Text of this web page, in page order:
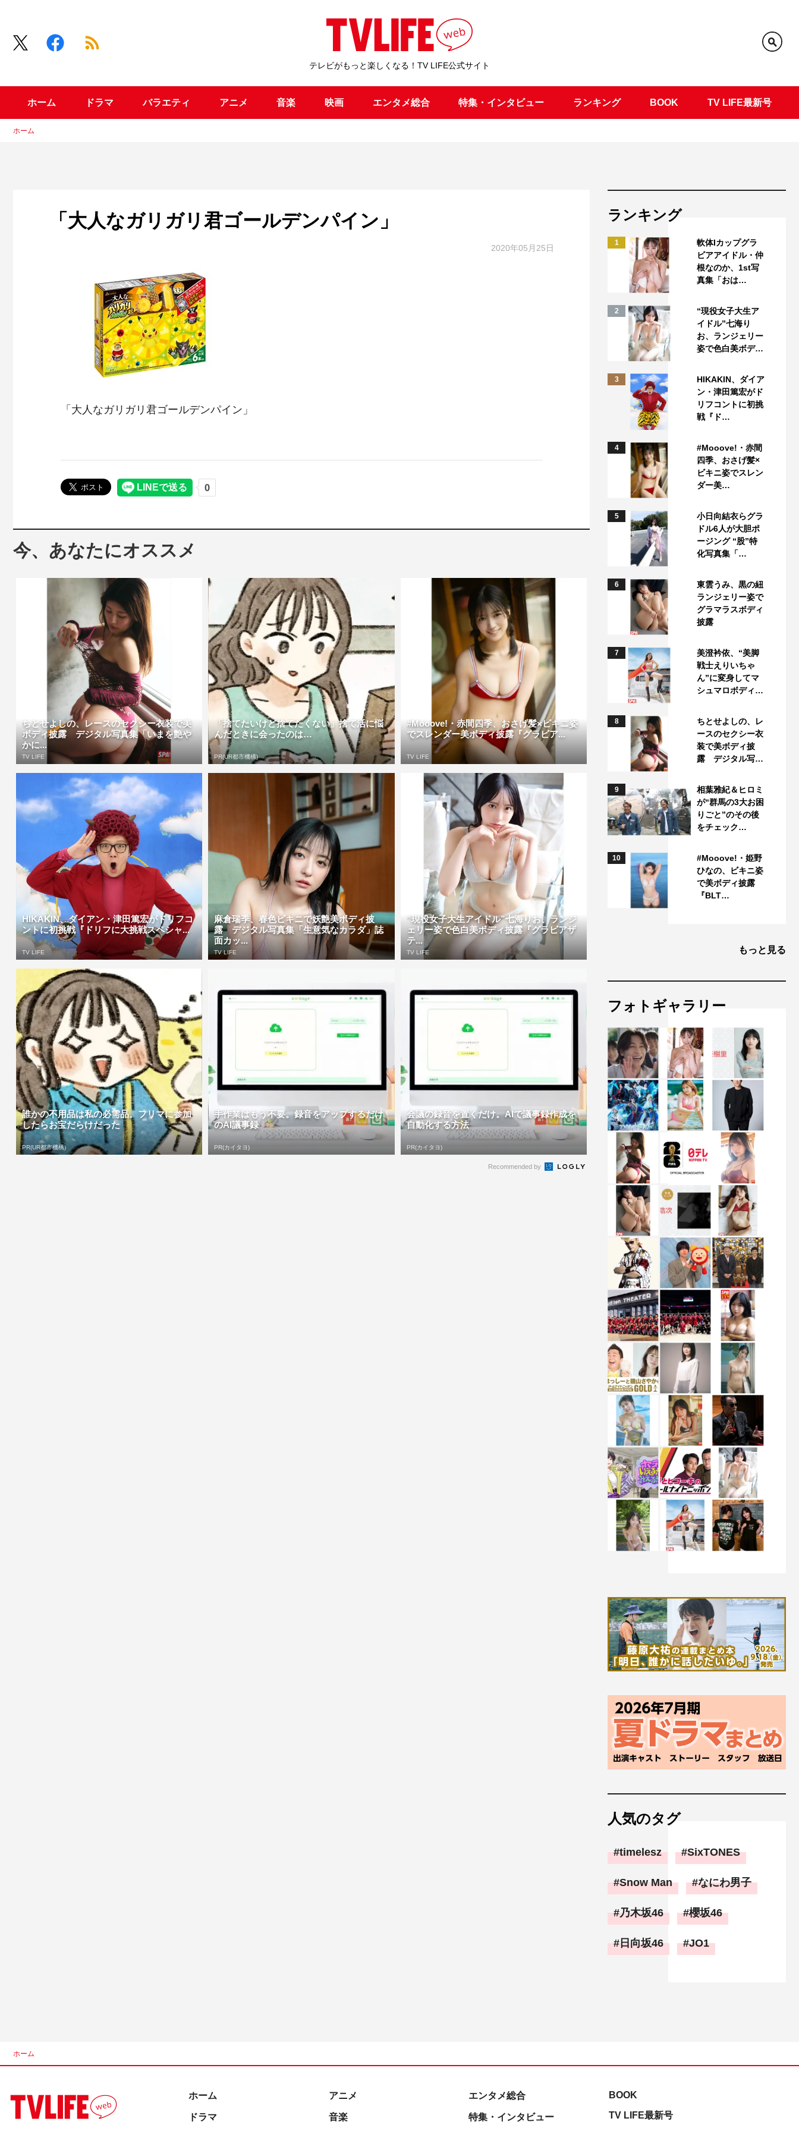
テレビがもっと楽しくなる！TV LIFE公式サイト
ホーム ドラマ バラエティ アニメ 音楽 映画 エンタメ総合 特集・インタビュー ランキング BOOK TV LIFE最新号
ホーム
「大人なガリガリ君ゴールデンパイン」
2020年05月25日
「大人なガリガリ君ゴールデンパイン」
今、あなたにオススメ
ちとせよしの、レースのセクシー衣装で美
ボディ披露 デジタル写真集「いまを艶や
かに...
TV LIFE
「捨てたいけど捨てたくない」捨て活に悩
んだときに会ったのは…
PR(UR都市機構)
#Mooove!・赤間四季、おさげ髪×ビキニ姿
でスレンダー美ボディ披露『グラビア...
TV LIFE
HIKAKIN、ダイアン・津田篤宏がドリフコ
ントに初挑戦『ドリフに大挑戦スペシャ...
TV LIFE
麻倉瑞季、春色ビキニで妖艶美ボディ披
露 デジタル写真集「生意気なカラダ」誌
面カッ...
TV LIFE
”現役女子大生アイドル”七海りお、ランジ
ェリー姿で色白美ボディ披露『グラビアザ
テ...
TV LIFE
誰かの不用品は私の必需品。フリマに参加
したらお宝だらけだった
PR(UR都市機構)
手作業はもう不要。録音をアップするだけ
のAI議事録
PR(カイタヨ)
会議の録音を置くだけ。AIで議事録作成を
自動化する方法
PR(カイタヨ)
Recommended by
ランキング
1
軟体Iカップグラ
ビアアイドル・仲
根なのか、1st写
真集「おは…
2
“現役女子大生ア
イドル”七海り
お、ランジェリー
姿で色白美ボデ…
3
HIKAKIN、ダイア
ン・津田篤宏がド
リフコントに初挑
戦『ド…
4
#Mooove!・赤間
四季、おさげ髪×
ビキニ姿でスレン
ダー美…
5
小日向結衣らグラ
ドル6人が大胆ポ
ージング “股”特
化写真集「…
6
東雲うみ、黒の紐
ランジェリー姿で
グラマラスボディ
披露
7
美澄衿依、“美脚
戦士えりいちゃ
ん”に変身してマ
シュマロボディ…
8
ちとせよしの、レ
ースのセクシー衣
装で美ボディ披
露 デジタル写…
9
相葉雅紀＆ヒロミ
が“群馬の3大お困
りごと”のその後
をチェック…
10
#Mooove!・姫野
ひなの、ビキニ姿
で美ボディ披露
『BLT…
もっと見る
フォトギャラリー
人気のタグ
timelesz SixTONES
Snow Man なにわ男子
乃木坂46 櫻坂46
日向坂46 JO1
ホーム
ホーム
ドラマ
アニメ
音楽
エンタメ総合
特集・インタビュー
BOOK
TV LIFE最新号